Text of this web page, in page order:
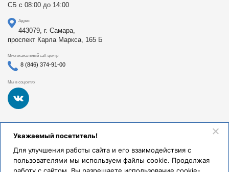
СБ с 08:00 до 14:00
Адрес
443079, г. Самара,
проспект Карла Маркса, 165 Б
Многоканальный call-центр
8 (846) 374-91-00
Мы в соцсетях
Федеральное государственное бюджетное образовательное
учреждение высшего образования «Самарский
здравоохранения Российской Федерации». Клиники СамГМУ
были основаны в 1930 году.
Уважаемый посетитель!
Для улучшения работы сайта и его взаимодействия с
пользователями мы используем файлы cookie. Продолжая